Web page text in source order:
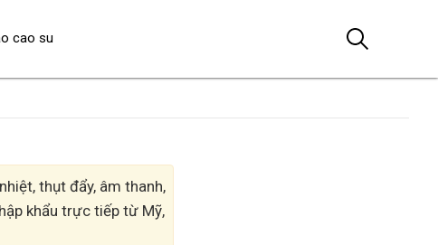
thụt đẩy, âm thanh,
khẩu trực tiếp từ Mỹ,
cao su